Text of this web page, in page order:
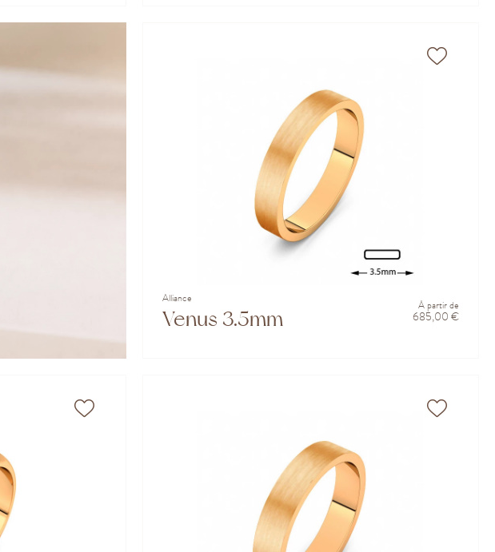
Alliance
Venus 3.5mm
À partir de
685,00 €